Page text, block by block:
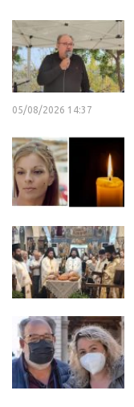
05/08/2026 14:37